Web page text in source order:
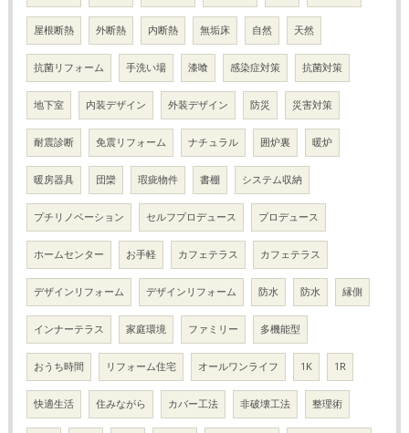
屋根断熱 外断熱 内断熱 無垢床 自然 天然
抗菌リフォーム 手洗い場 漆喰 感染症対策 抗菌対策
地下室 内装デザイン 外装デザイン 防災 災害対策
耐震診断 免震リフォーム ナチュラル 囲炉裏 暖炉
暖房器具 団欒 瑕疵物件 書棚 システム収納
プチリノベーション セルフプロデュース プロデュース
ホームセンター お手軽 カフェテラス カフェテラス
デザインリフォーム デザインリフォーム 防水 防水 縁側
インナーテラス 家庭環境 ファミリー 多機能型
おうち時間 リフォーム住宅 オールワンライフ 1K 1R
快適生活 住みながら カバー工法 非破壊工法 整理術